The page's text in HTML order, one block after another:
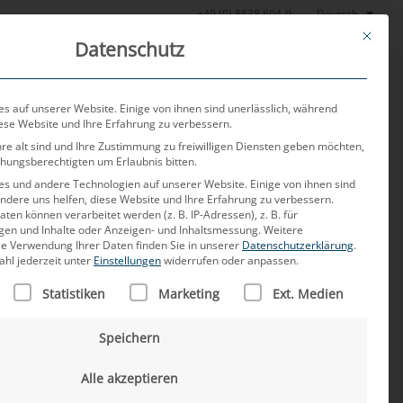
+49 (0) 8638 604-0 Deutsch
Aktuelles Über uns Karriere Kontakt
zu MD
I 5.000 Mitarbeiter I
This
Datenschutz
auf unserer Website. Einige von ihnen sind unerlässlich, während
Website und Ihre Erfahrung zu verbessern.
alt sind und Ihre Zustimmung zu freiwilligen Diensten geben möchten,
um Erlaubnis bitten.
und andere Technologien auf unserer Website. Einige von ihnen sind
uns helfen, diese Website und Ihre Erfahrung zu verbessern.
können verarbeitet werden (z. B. IP-Adressen), z. B. für
und Inhalte oder Anzeigen- und Inhaltsmessung.Weitere
Verwendung Ihrer Daten finden Sie in unserer Datenschutzerklärung.
jederzeit unter Einstellungenwiderrufen oder anpassen.
DER SERVICE-GRUPPEN, FÜR DIE EINE
Statistiken Marketing Ext. Medien
Speichern
Alle akzeptieren